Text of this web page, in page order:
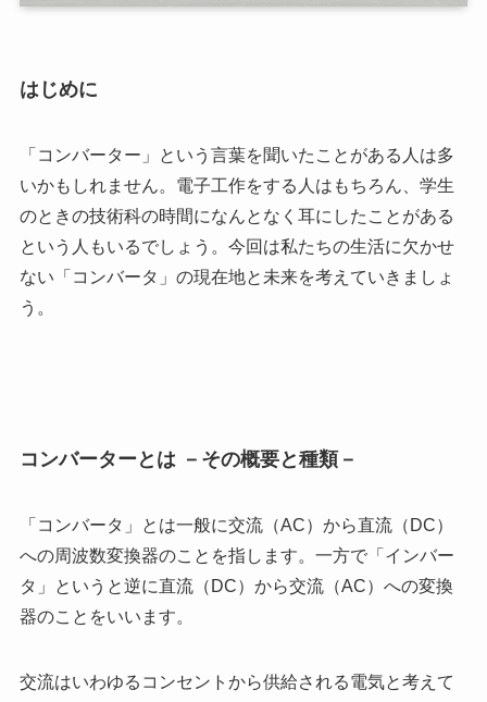
はじめに
「コンバーター」という言葉を聞いたことがある人は多
いかもしれません。電子工作をする人はもちろん、学生
のときの技術科の時間になんとなく耳にしたことがある
という人もいるでしょう。今回は私たちの生活に欠かせ
ない「コンバータ」の現在地と未来を考えていきましょ
う。
コンバーターとは －その概要と種類－
「コンバータ」とは一般に交流（AC）から直流（DC）
への周波数変換器のことを指します。一方で「インバー
タ」というと逆に直流（DC）から交流（AC）への変換
器のことをいいます。
交流はいわゆるコンセントから供給される電気と考えて